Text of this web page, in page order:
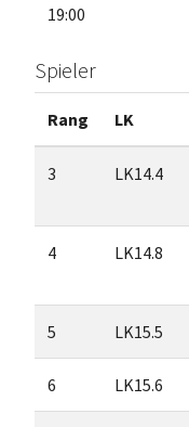
19:00
Spieler
Rang LK
3 LK14.4
4 LK14.8
5 LK15.5
6 LK15.6